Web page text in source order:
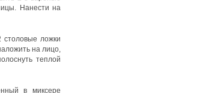
Нанести на
столовые ложки
на лицо,
теплой
в миксере